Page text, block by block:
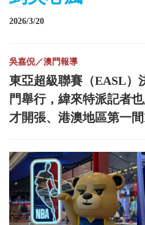
2026/3/20
吳嘉倪／澳門報導
東亞超級聯賽（EASL）
門舉行，緯來特派記者
才開張、港澳地區第一間